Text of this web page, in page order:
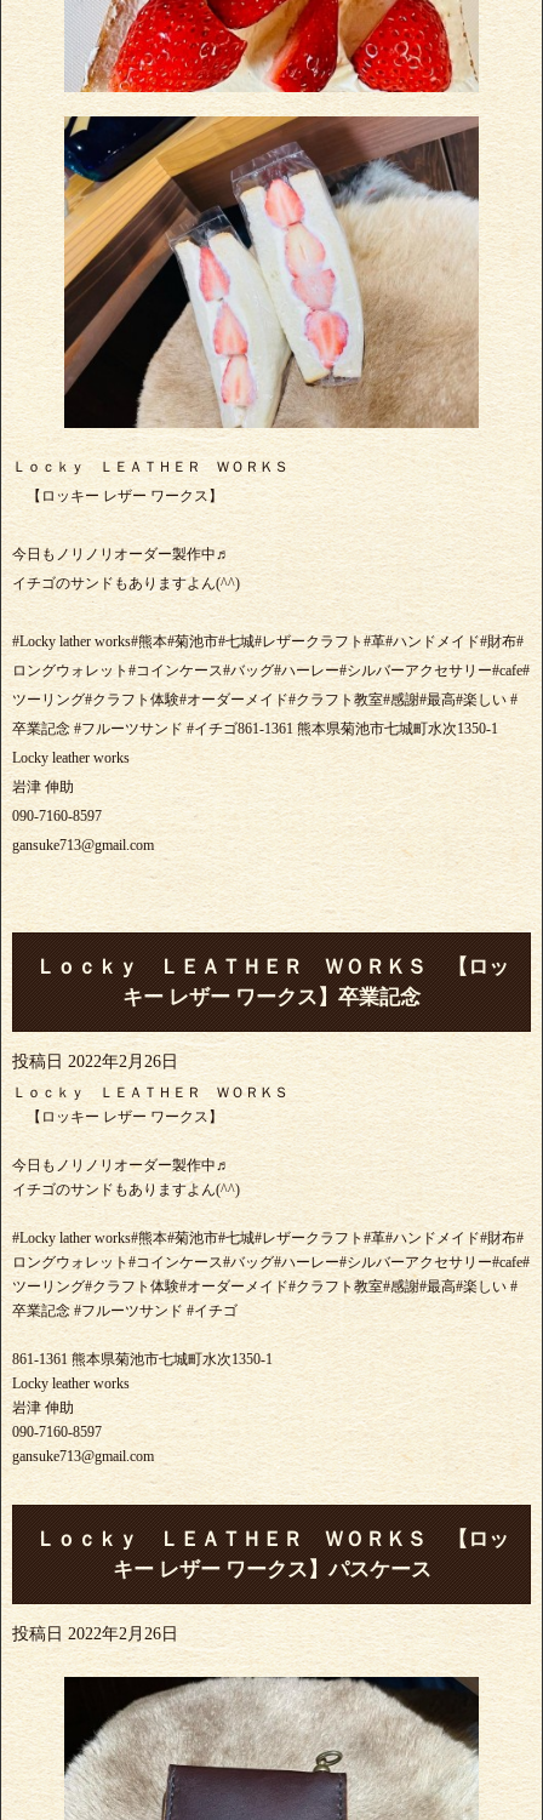
Ｌｏｃｋｙ ＬＥＡＴＨＥＲ ＷＯＲＫＳ
【ロッキー レザー ワークス】
今日もノリノリオーダー製作中♬
イチゴのサンドもありますよん(^^)
#Locky lather works#熊本#菊池市#七城#レザークラフト#革#ハンドメイド#財布#
ロングウォレット#コインケース#バッグ#ハーレー#シルバーアクセサリー#cafe#
ツーリング#クラフト体験#オーダーメイド#クラフト教室#感謝#最高#楽しい #
卒業記念 #フルーツサンド #イチゴ861-1361 熊本県菊池市七城町水次1350-1
Locky leather works
岩津 伸助
090-7160-8597
gansuke713@gmail.com
Ｌｏｃｋｙ ＬＥＡＴＨＥＲ ＷＯＲＫＳ 【ロッ
キー レザー ワークス】卒業記念
投稿日 2022年2月26日
Ｌｏｃｋｙ ＬＥＡＴＨＥＲ ＷＯＲＫＳ
【ロッキー レザー ワークス】
今日もノリノリオーダー製作中♬
イチゴのサンドもありますよん(^^)
#Locky lather works#熊本#菊池市#七城#レザークラフト#革#ハンドメイド#財布#
ロングウォレット#コインケース#バッグ#ハーレー#シルバーアクセサリー#cafe#
ツーリング#クラフト体験#オーダーメイド#クラフト教室#感謝#最高#楽しい #
卒業記念 #フルーツサンド #イチゴ
861-1361 熊本県菊池市七城町水次1350-1
Locky leather works
岩津 伸助
090-7160-8597
gansuke713@gmail.com
Ｌｏｃｋｙ ＬＥＡＴＨＥＲ ＷＯＲＫＳ 【ロッ
キー レザー ワークス】パスケース
投稿日 2022年2月26日